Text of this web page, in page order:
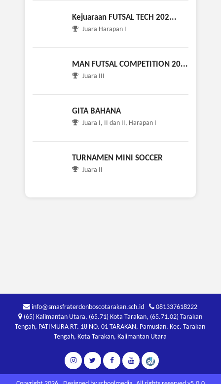
Kejuaraan FUTSAL TECH 202...
MAN FUTSAL COMPETITION 20...
Juara III
GITA BAHANA
Juara I, II dan II, Harapan I
TURNAMEN MINI SOCCER
Juara II
info@smasfraterdonboscotarakan.sch.id
081337618222
(65) Kalimantan Utara, (65.71) Kota Tarakan, (65.71.02) Tarakan
Tengah, PATIMURA RT. 18 NO. 01 TARAKAN, Pamusian, Kec. Tarakan
Tengah, Kota Tarakan, Kalimantan Utara